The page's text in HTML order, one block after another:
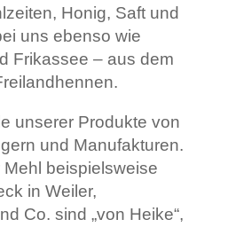
Honig, Saft und
uns ebenso wie
Frikassee – aus dem
unserer Produkte von
und Manufakturen.
beispielsweise
in Weiler,
Co. sind „von Heike“,